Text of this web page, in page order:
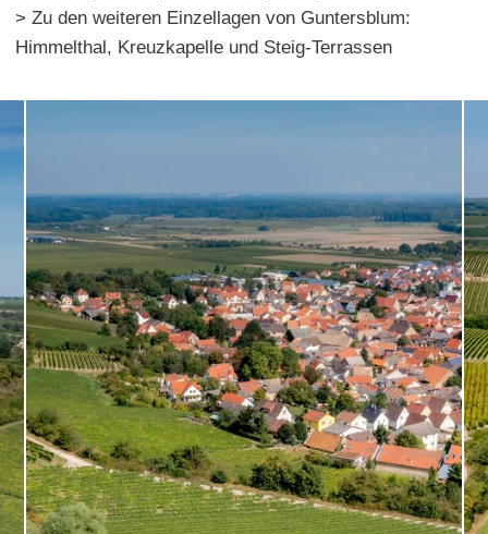
> Zu den weiteren Einzellagen von Guntersblum:
Himmelthal, Kreuzkapelle und Steig-Terrassen